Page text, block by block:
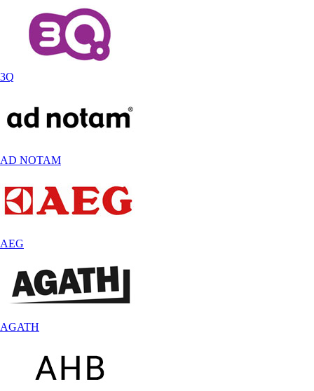
3Q
AD NOTAM
AEG
AGATH